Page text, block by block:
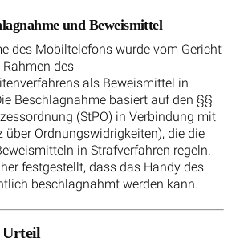
und Beweismittel
des Mobiltelefons wurde vom Gericht
des
als Beweismittel in
Beschlagnahme basiert auf den §§
(StPO) in Verbindung mit
über Ordnungswidrigkeiten), die die
in Strafverfahren regeln.
festgestellt, dass das Handy des
beschlagnahmt werden kann.
Urteil